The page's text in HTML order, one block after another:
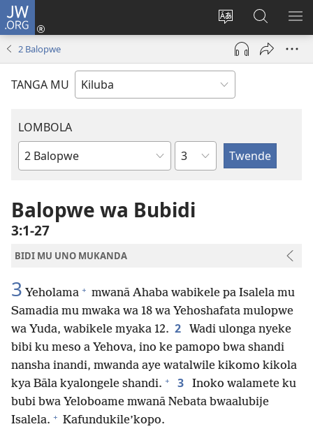
JW.ORG
Shinta
ludimi
lwa
diteba
Twela
(opens
window)
Kukimba
pa
JW.ORG
2 Balopwe
TANGA MU
LOMBOLA
Mukanda
mu
Bible
Shapita
Balopwe wa Bubidi
3:1-27
BIDI MU UNO MUKANDA
3 Yeholama + mwanā Ahaba wabikele pa Isalela mu
Samadia mu mwaka wa 18 wa Yehoshafata mulopwe
wa Yuda, wabikele myaka 12. 2
Wadi ulonga nyeke
bibi ku meso a Yehova, ino ke pamopo bwa shandi
nansha inandi, mwanda aye watalwile kikomo kikola
kya Bāla kyalongele shandi. + 3
Inoko walamete ku
bubi bwa Yeloboame mwanā Nebata bwaalubije
Isalela. + Kafundukile’kopo.